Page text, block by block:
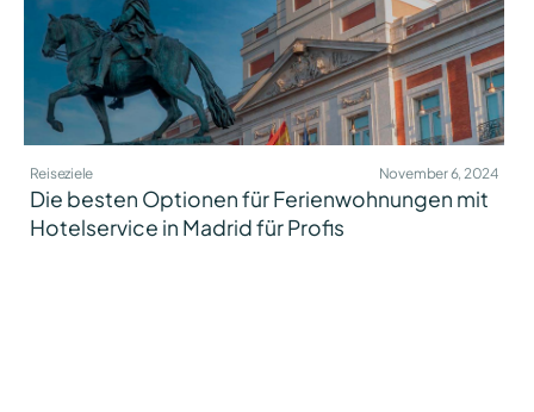
Reiseziele November 6, 2024
Die besten Optionen für Ferienwohnungen mit
Hotelservice in Madrid für Profis